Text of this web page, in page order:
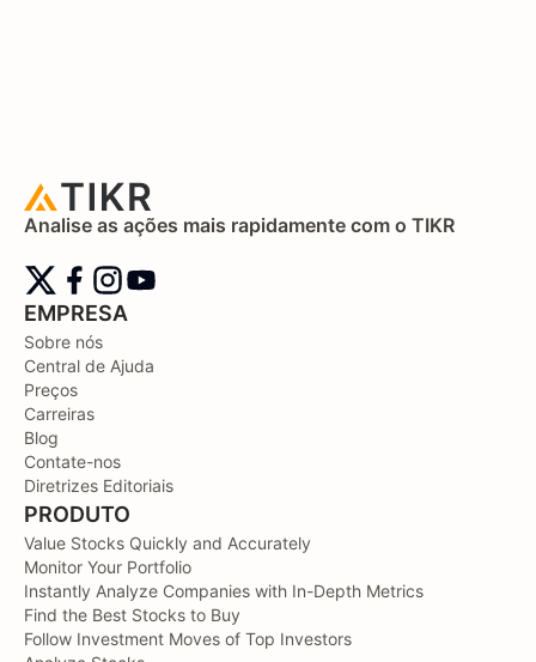
Analise as ações mais rapidamente com o TIKR
EMPRESA
Sobre nós
Central de Ajuda
Preços
Carreiras
Blog
Contate-nos
Diretrizes Editoriais
PRODUTO
Value Stocks Quickly and Accurately
Monitor Your Portfolio
Instantly Analyze Companies with In-Depth Metrics
Find the Best Stocks to Buy
Follow Investment Moves of Top Investors